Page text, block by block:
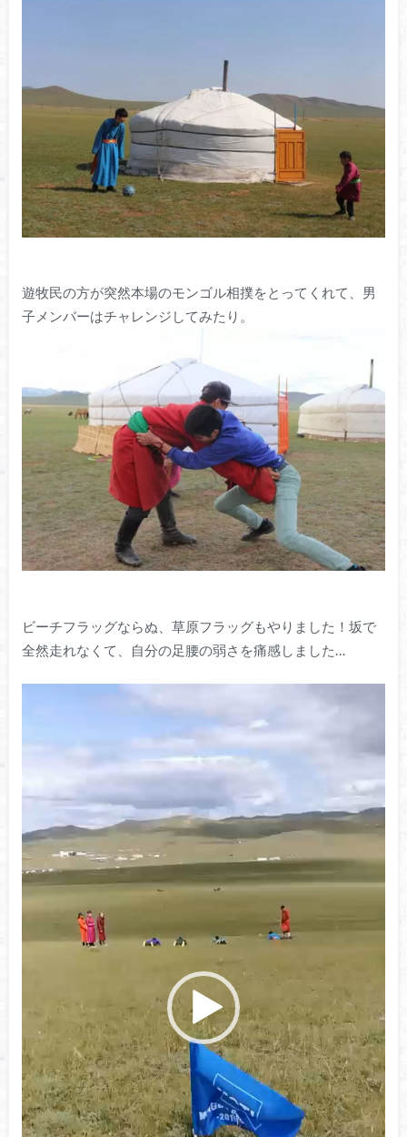
遊牧民の方が突然本場のモンゴル相撲をとってくれて、男
子メンバーはチャレンジしてみたり。
ビーチフラッグならぬ、草原フラッグもやりました！坂で
全然走れなくて、自分の足腰の弱さを痛感しました…
ヤ